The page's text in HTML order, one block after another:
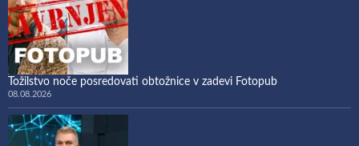
Tožilstvo noče posredovati obtožnice v zadevi Fotopub
08.08.2026